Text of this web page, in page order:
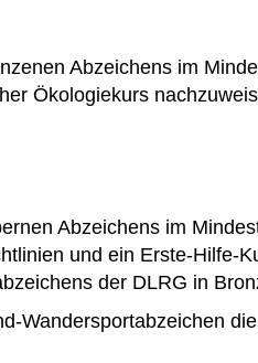
Abzeichens im
Ökologiekurs
Abzeichens im
und ein Erste-Hilfe-
der DLRG in
Wandersportabzeichen